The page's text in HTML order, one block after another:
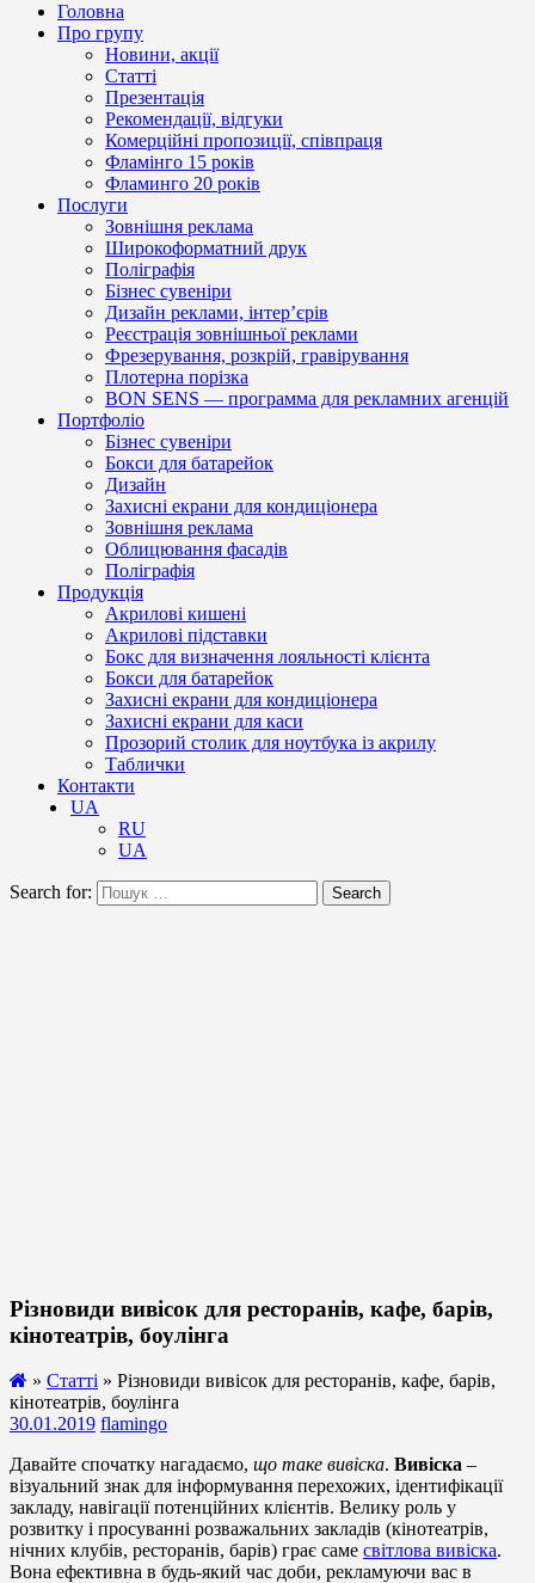
Головна
Про групу
Новини, акції
Статті
Презентація
Рекомендації, відгуки
Комерційні пропозиції, співпраця
Фламінго 15 років
Фламинго 20 років
Послуги
Зовнішня реклама
Широкоформатний друк
Поліграфія
Бізнес сувеніри
Дизайн реклами, інтер’єрів
Реєстрація зовнішньої реклами
Фрезерування, розкрій, гравірування
Плотерна порізка
BON SENS — программа для рекламних агенцій
Портфоліо
Бізнес сувеніри
Бокси для батарейок
Дизайн
Захисні екрани для кондиціонера
Зовнішня реклама
Облицювання фасадів
Поліграфія
Продукція
Акрилові кишені
Акрилові підставки
Бокс для визначення лояльності клієнта
Бокси для батарейок
Захисні екрани для кондиціонера
Захисні екрани для каси
Прозорий столик для ноутбука із акрилу
Таблички
Контакти
UA
RU
UA
Search for: Search
Різновиди вивісок для ресторанів, кафе, барів,
кінотеатрів, боулінга
» Статті » Різновиди вивісок для ресторанів, кафе, барів,
кінотеатрів, боулінга
30.01.2019 flamingo
Давайте спочатку нагадаємо, що таке вивіска. Вивіска –
візуальний знак для інформування перехожих, ідентифікації
закладу, навігації потенційних клієнтів. Велику роль у
розвитку і просуванні розважальних закладів (кінотеатрів,
нічних клубів, ресторанів, барів) грає саме світлова вивіска.
Вона ефективна в будь-який час доби, рекламуючи вас в